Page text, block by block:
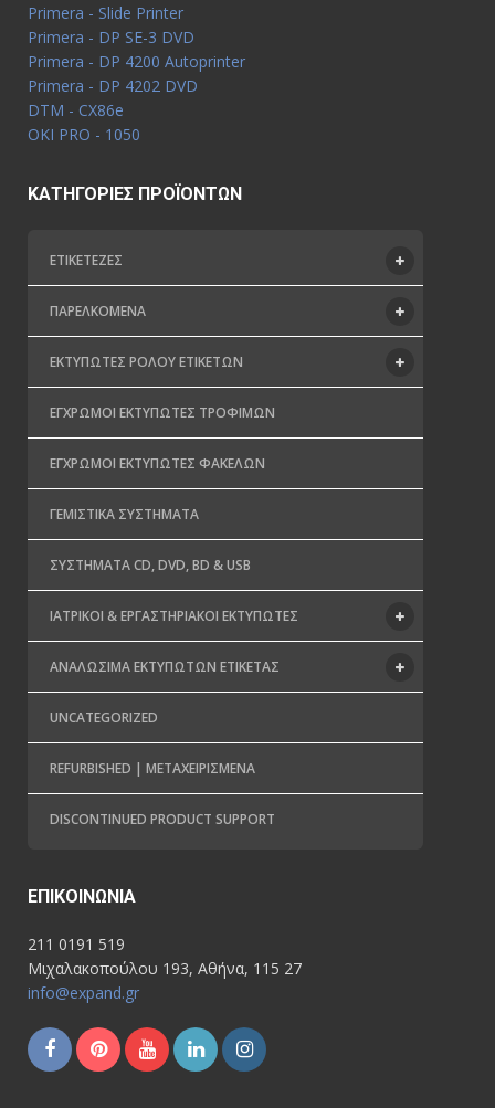
Primera - Slide Printer
Primera - DP SE-3 DVD
Primera - DP 4200 Autoprinter
Primera - DP 4202 DVD
DTM - CX86e
OKI PRO - 1050
ΚΑΤΗΓΟΡΊΕΣ ΠΡΟΪΌΝΤΩΝ
ΕΤΙΚΕΤΈΖΕΣ
ΠΑΡΕΛΚΌΜΕΝΑ
ΕΚΤΥΠΩΤΈΣ ΡΟΛΟΎ ΕΤΙΚΕΤΏΝ
ΈΓΧΡΩΜΟΙ ΕΚΤΥΠΩΤΈΣ ΤΡΟΦΊΜΩΝ
ΈΓΧΡΩΜΟΙ ΕΚΤΥΠΩΤΈΣ ΦΑΚΈΛΩΝ
ΓΕΜΙΣΤΙΚΆ ΣΥΣΤΉΜΑΤΑ
ΣΥΣΤΉΜΑΤΑ CD, DVD, BD & USB
ΙΑΤΡΙΚΟΊ & ΕΡΓΑΣΤΗΡΙΑΚΟΊ ΕΚΤΥΠΩΤΈΣ
ΑΝΑΛΏΣΙΜΑ ΕΚΤΥΠΩΤΏΝ ΕΤΙΚΈΤΑΣ
UNCATEGORIZED
REFURBISHED | ΜΕΤΑΧΕΙΡΙΣΜΈΝΑ
DISCONTINUED PRODUCT SUPPORT
ΕΠΙΚΟΙΝΩΝΊΑ
211 0191 519
Μιχαλακοπούλου 193, Αθήνα, 115 27
info@expand.gr